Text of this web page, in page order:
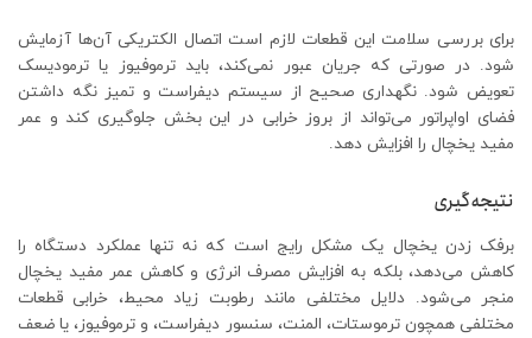
برای بررسی سلامت این قطعات لازم است اتصال الکتریکی آن‌ها آزمایش
شود. در صورتی که جریان عبور نمی‌کند، باید ترموفیوز یا ترمودیسک
تعویض شود. نگهداری صحیح از سیستم دیفراست و تمیز نگه داشتن
فضای اواپراتور می‌تواند از بروز خرابی در این بخش جلوگیری کند و عمر
مفید یخچال را افزایش دهد.
نتیجه‌گیری
برفک زدن یخچال یک مشکل رایج است که نه تنها عملکرد دستگاه را
کاهش می‌دهد، بلکه به افزایش مصرف انرژی و کاهش عمر مفید یخچال
منجر می‌شود. دلایل مختلفی مانند رطوبت زیاد محیط، خرابی قطعات
مختلفی همچون ترموستات، المنت، سنسور دیفراست، و ترموفیوز، یا ضعف